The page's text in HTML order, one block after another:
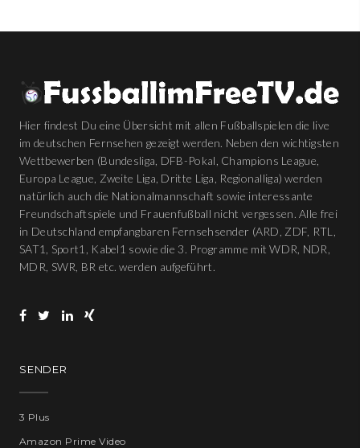
Hier findest Du eine Übersicht mit allen Fußballspielen die live
im deutschen Fernsehen gezeigt werden. Neben den wichtigsten
Wettbewerben (Bundesliga, DFB-Pokal, Champions League,
Europa League, Zweite Liga, Dritte Liga, Regionalliga) werden
natürlich auch die Nationalmannschaft sowie interessante
Freundschaftspiele und Frauenfußball nicht vergessen. Alle frei
in Deutschland empfangbaren Fernsehsender (ARD, ZDF, RTL,
SAT1, Sport1, Kabel1 sowie die 3. Programme mit WDR, NDR,
MDR, SWR, BR etc. werden aufgeführt.
SENDER
3 Plus
Amazon Prime Video